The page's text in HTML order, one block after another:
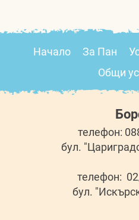
Начало За Пан
Общи
телефон:
бул.
телефон:
бул.